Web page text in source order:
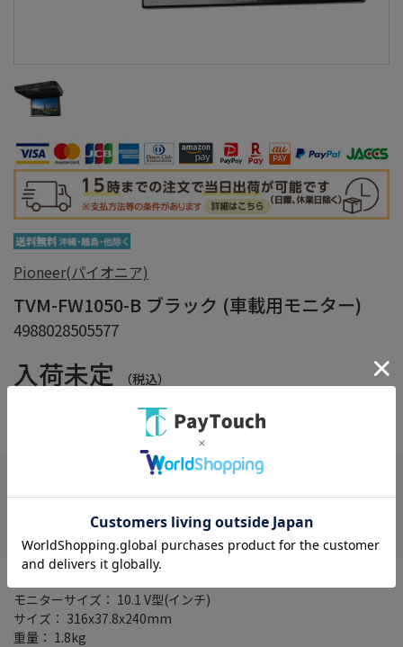
Pioneer(パイオニア)
TVM-FW1050-B ブラック (車載用モニター)
4988028505577
入荷未定 （税込）
在庫がありません
モニターサイズ： 10.1 V型(インチ)
サイズ： 316x37.8x240mm
重量： 1.8kg